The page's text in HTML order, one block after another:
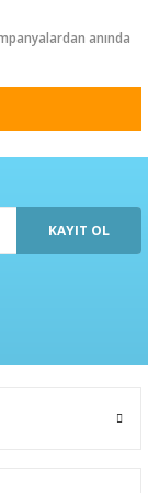
anında
KAYIT OL